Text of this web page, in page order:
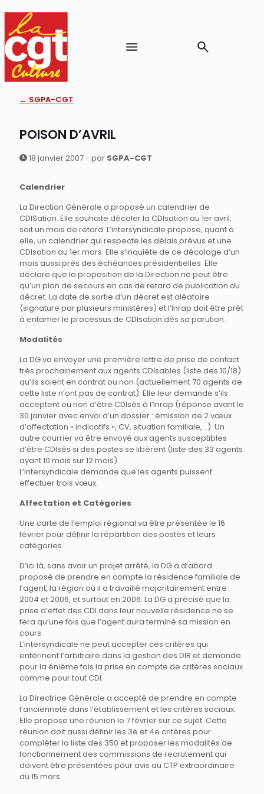
← SGPA-CGT
POISON D’AVRIL
18 janvier 2007 - par SGPA-CGT
Calendrier
La Direction Générale a proposé un calendrier de
CDISation. Elle souhaite décaler la CDIsation au 1er avril,
soit un mois de retard. L’intersyndicale propose, quant à
elle, un calendrier qui respecte les délais prévus et une
CDIsation au 1er mars. Elle s’inquiète de ce décalage d’un
mois aussi près des échéances présidentielles. Elle
déclare que la proposition de la Direction ne peut être
qu’un plan de secours en cas de retard de publication du
décret. La date de sortie d’un décret est aléatoire
(signature par plusieurs ministères) et l’Inrap doit être prêt
à entamer le processus de CDIsation dès sa parution.
Modalités
La DG va envoyer une première lettre de prise de contact
très prochainement aux agents CDIsables (liste des 10/18)
qu’ils soient en contrat ou non (actuellement 70 agents de
cette liste n’ont pas de contrat). Elle leur demande s’ils
acceptent ou non d’être CDIsés à l’Inrap (réponse avant le
30 janvier avec envoi d’un dossier : émission de 2 vœux
d’affectation « indicatifs », CV, situation familiale,…). Un
autre courrier va être envoyé aux agents susceptibles
d’être CDIsés si des postes se libèrent (liste des 33 agents
ayant 10 mois sur 12 mois).
L’intersyndicale demande que les agents puissent
effectuer trois vœux.
Affectation et Catégories
Une carte de l’emploi régional va être présentée le 16
février pour définir la répartition des postes et leurs
catégories.
D’ici là, sans avoir un projet arrêté, la DG a d’abord
proposé de prendre en compte la résidence familiale de
l’agent, la région où il a travaillé majoritairement entre
2004 et 2006, et surtout en 2006. La DG a précisé que la
prise d’effet des CDI dans leur nouvelle résidence ne se
fera qu’une fois que l’agent aura terminé sa mission en
cours.
L’intersyndicale ne peut accepter ces critères qui
entérinent l’arbitraire dans la gestion des DIR et demande
pour la énième fois la prise en compte de critères sociaux
comme pour tout CDI.
La Directrice Générale a accepté de prendre en compte
l’ancienneté dans l’établissement et les critères sociaux.
Elle propose une réunion le 7 février sur ce sujet. Cette
réunion doit aussi définir les 3e et 4e critères pour
compléter la liste des 350 et proposer les modalités de
fonctionnement des commissions de recrutement qui
doivent être présentées pour avis au CTP extraordinaire
du 15 mars.